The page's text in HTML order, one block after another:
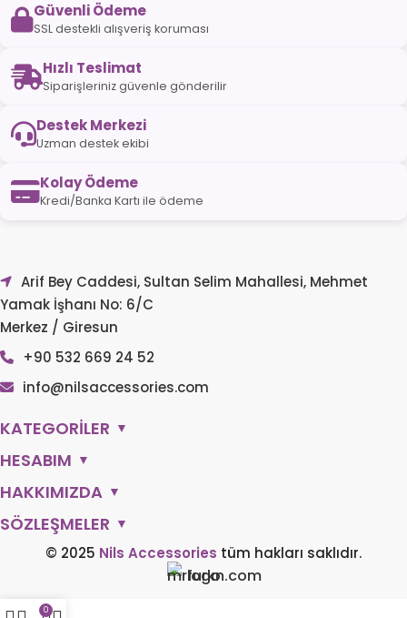
Güvenli Ödeme
SSL destekli alışveriş koruması
Hızlı Teslimat
Siparişleriniz güvenle gönderilir
Destek Merkezi
Uzman destek ekibi
Kolay Ödeme
Kredi/Banka Kartı ile ödeme
Arif Bey Caddesi, Sultan Selim Mahallesi, Mehmet
Yamak İşhanı No: 6/C
Merkez / Giresun
+90 532 669 24 52
info@nilsaccessories.com
KATEGORİLER ▼
HESABIM ▼
HAKKIMIZDA ▼
SÖZLEŞMELER ▼
© 2025 Nils Accessories tüm hakları saklıdır.
0